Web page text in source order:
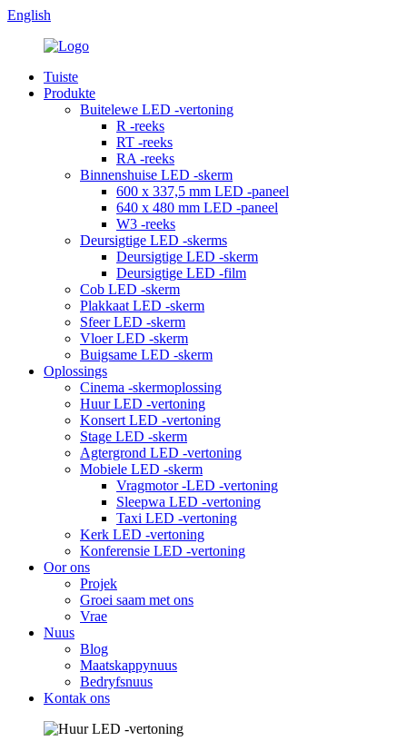
English
Tuiste
Produkte
Buitelewe LED -vertoning
R -reeks
RT -reeks
RA -reeks
Binnenshuise LED -skerm
600 x 337,5 mm LED -paneel
640 x 480 mm LED -paneel
W3 -reeks
Deursigtige LED -skerms
Deursigtige LED -skerm
Deursigtige LED -film
Cob LED -skerm
Plakkaat LED -skerm
Sfeer LED -skerm
Vloer LED -skerm
Buigsame LED -skerm
Oplossings
Cinema -skermoplossing
Huur LED -vertoning
Konsert LED -vertoning
Stage LED -skerm
Agtergrond LED -vertoning
Mobiele LED -skerm
Vragmotor -LED -vertoning
Sleepwa LED -vertoning
Taxi LED -vertoning
Kerk LED -vertoning
Konferensie LED -vertoning
Oor ons
Projek
Groei saam met ons
Vrae
Nuus
Blog
Maatskappynuus
Bedryfsnuus
Kontak ons